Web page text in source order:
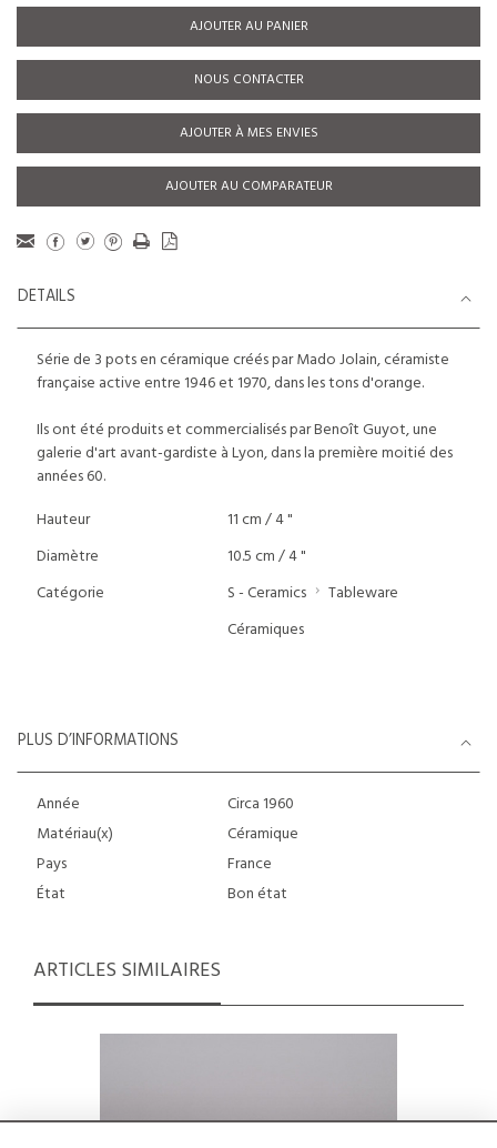
AJOUTER AU PANIER
NOUS CONTACTER
AJOUTER À MES ENVIES
AJOUTER AU COMPARATEUR
DETAILS
Série de 3 pots en céramique créés par Mado Jolain, céramiste
française active entre 1946 et 1970, dans les tons d'orange.
Ils ont été produits et commercialisés par Benoît Guyot, une
galerie d'art avant-gardiste à Lyon, dans la première moitié des
années 60.
Hauteur
11 cm / 4 "
Diamètre
10.5 cm / 4 "
Catégorie
S - Ceramics
Tableware
Céramiques
PLUS D’INFORMATIONS
Année
Circa 1960
Matériau(x)
Céramique
Pays
France
État
Bon état
ARTICLES SIMILAIRES